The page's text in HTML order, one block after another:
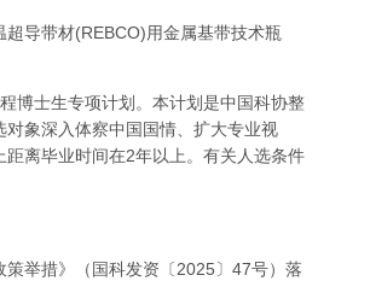
导带材(REBCO)用金属基带技术瓶
士生专项计划。本计划是中国科协整
象深入体察中国国情、扩大专业视
离毕业时间在2年以上。有关人选条件
举措》（国科发资〔2025〕47号）落